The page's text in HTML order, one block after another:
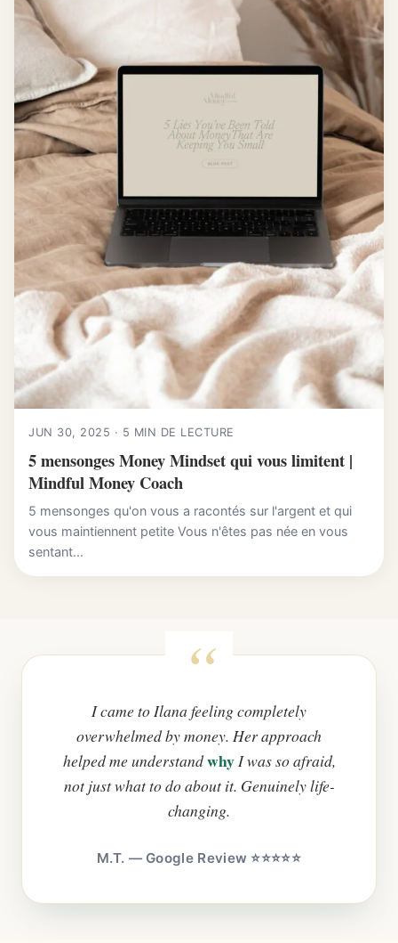
JUN 30, 2025 · 5 MIN DE LECTURE
5 mensonges Money Mindset qui vous limitent |
Mindful Money Coach
5 mensonges qu'on vous a racontés sur l'argent et qui
vous maintiennent petite Vous n'êtes pas née en vous
sentant...
I came to Ilana feeling completely
overwhelmed by money. Her approach
helped me understandwhyI was so afraid,
not just what to do about it. Genuinely life-
changing.
M.T. — Google Review ⭐⭐⭐⭐⭐